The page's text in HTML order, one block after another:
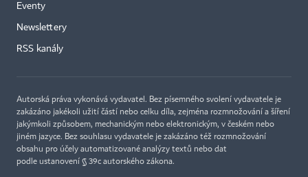
Eventy
Newslettery
RSS kanály
Autorská práva vykonává vydavatel. Bez písemného svolení vydavatele je
zakázáno jakékoli užití částí nebo celku díla, zejména rozmnožování a šíření
jakýmkoli způsobem, mechanickým nebo elektronickým, v českém nebo
jiném jazyce. Bez souhlasu vydavatele je zakázáno též rozmnožování
obsahu pro účely automatizované analýzy textů nebo dat
podle ustanovení § 39c autorského zákona.